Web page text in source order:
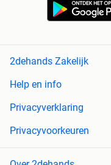
2dehands Zakelijk
Help en info
Privacyverklaring
Privacyvoorkeuren